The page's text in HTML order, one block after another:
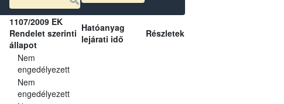
1107/2009 EK
Rendelet szerinti
állapot
Hatóanyag
lejárati idő
Részletek
Nem
engedélyezett
Nem
engedélyezett